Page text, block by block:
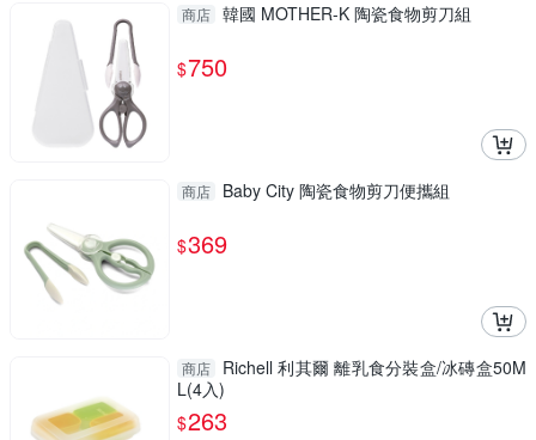
商店 韓國 MOTHER-K 陶瓷食物剪刀組
$750
商店 Baby City 陶瓷食物剪刀便攜組
$369
商店
Richell 利其爾 離乳食分裝盒/冰磚盒50M
L(4入)
$263